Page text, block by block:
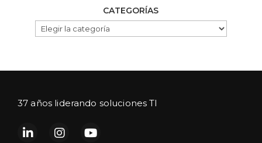
CATEGORÍAS
CATEGORÍAS
37 años liderando soluciones TI